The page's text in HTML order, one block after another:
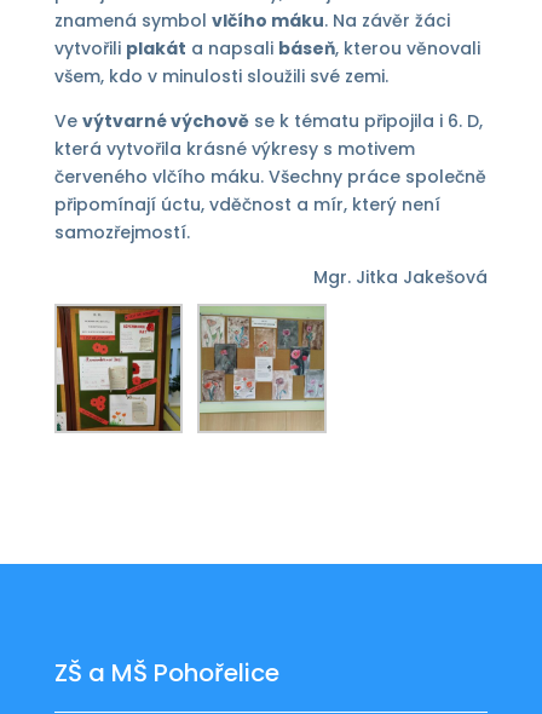
znamená symbol vlčího máku. Na závěr žáci
vytvořili plakát a napsali báseň, kterou věnovali
všem, kdo v minulosti sloužili své zemi.
Ve výtvarné výchověse k tématu připojila i 6. D,
která vytvořila krásné výkresy s motivem
červeného vlčího máku. Všechny práce společně
připomínají úctu, vděčnost a mír, který není
samozřejmostí.
Mgr. Jitka Jakešová
ZŠ a MŠ Pohořelice